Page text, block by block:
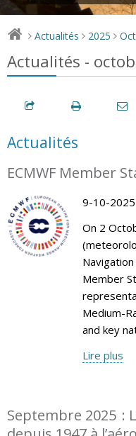
> Actualités > 2025 >
Actualités -
Actualités
ECMWF Member
9-10-2025
On 2
Member
Medium-
and key
Lire plus
Septembre 2025 :